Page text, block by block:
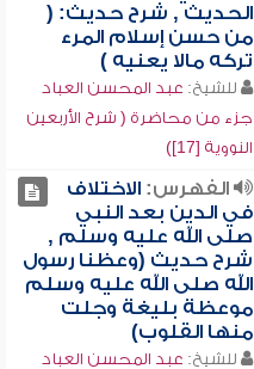
الحديث , شرح حديث: (
من حسن إسلام المرء
تركه مالا يعنيه )
للشيخ: عبد المحسن العباد
جزء من محاضرة ( شرح الأربعين
النووية [17])
الفهرس:الاختلاف
في الدين بعد النبي
صلى الله عليه وسلم ,
شرح حديث (وعظنا رسول
الله صلى الله عليه وسلم
موعظة بليغة وجلت
منها القلوب)
للشيخ: عبد المحسن العباد